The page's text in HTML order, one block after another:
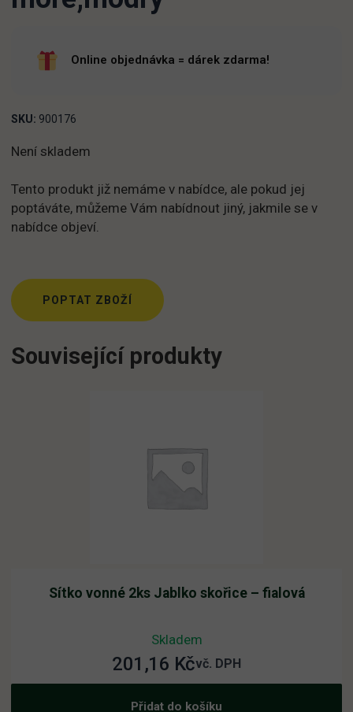
Online objednávka = dárek zdarma!
SKU: 900176
Není skladem
Tento produkt již nemáme v nabídce, ale pokud jej
poptáváte, můžeme Vám nabídnout jiný, jakmile se v
nabídce objeví.
POPTAT ZBOŽÍ
Související produkty
Sítko vonné 2ks Jablko skořice – fialová
Skladem
201,16 Kčvč. DPH
Přidat do košíku